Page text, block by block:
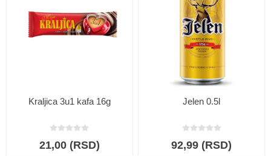
Kraljica 3u1 kafa 16g
21,00 (RSD)
Jelen 0.5l
92,99 (RSD)